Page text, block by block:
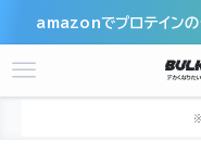
amazonでプロテインの
北海道